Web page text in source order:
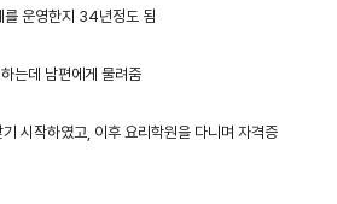
를 운영한지 34년정도 됨
는데 남편에게 물려줌
시작하였고, 이후 요리학원을 다니며 자격증